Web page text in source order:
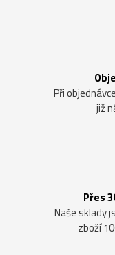
Při
již
Přes
Naše sklady
zboží